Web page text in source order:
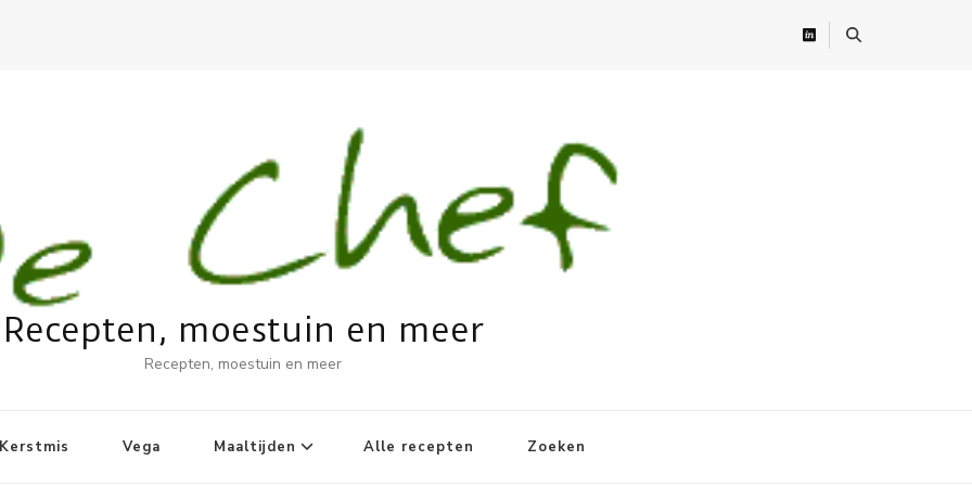
Recepten, moestuin en meer
Recepten, moestuin en meer
Vega Maaltijden Alle recepten Zoeken